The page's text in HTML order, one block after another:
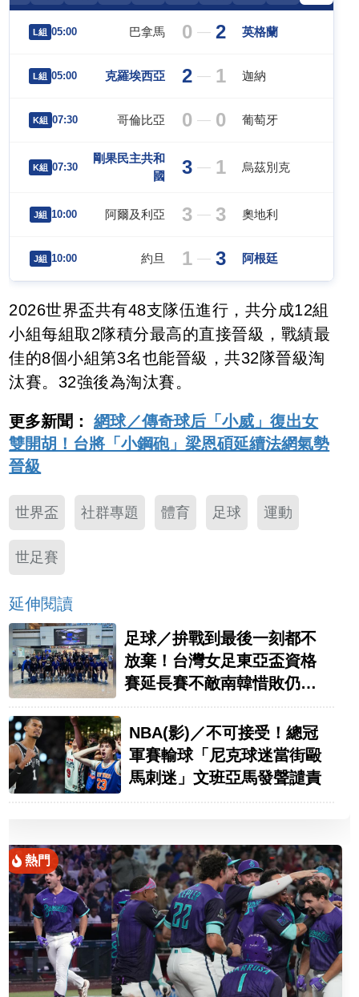
L組 05:00 巴拿馬 0 — 2 英格蘭
L組 05:00 克羅埃西亞 2 — 1 迦納
K組 07:30 哥倫比亞 0 — 0 葡萄牙
K組 07:30
剛果民主共和
國
3 — 1 烏茲別克
J組 10:00 阿爾及利亞 3 — 3 奧地利
J組 10:00 約旦 1 — 3 阿根廷
2026世界盃共有48支隊伍進行，共分成12組
小組每組取2隊積分最高的直接晉級，戰績最
佳的8個小組第3名也能晉級，共32隊晉級淘
汰賽。32強後為淘汰賽。
更多新聞：網球／傳奇球后「小威」復出女
雙開胡！台將「小鋼砲」梁恩碩延續法網氣勢
晉級
世界盃 社群專題 體育 足球 運動
世足賽
延伸閱讀
足球／拚戰到最後一刻都不
放棄！台灣女足東亞盃資格
賽延長賽不敵南韓惜敗仍寫
NBA(影)／不可接受！總冠
軍賽輸球「尼克球迷當街毆
馬刺迷」文班亞馬發聲譴責
熱門